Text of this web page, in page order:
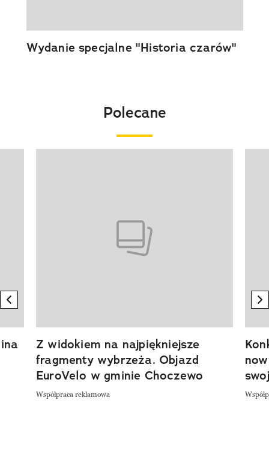
Wydanie specjalne "Historia czarów"
Polecane
previous element
Z widokiem na najpiękniejsze
fragmenty wybrzeża. Objazd
EuroVelo w gminie Choczewo
Współpraca reklamowa